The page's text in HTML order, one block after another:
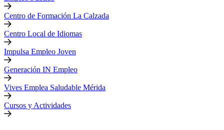
Centro de Formación La Calzada
Centro Local de Idiomas
Impulsa Empleo Joven
Generación IN Empleo
Vives Emplea Saludable Mérida
Cursos y Actividades